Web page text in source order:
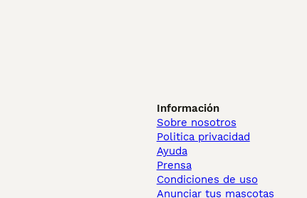
Información
Sobre nosotros
Politica privacidad
Ayuda
Prensa
Condiciones de uso
Anunciar tus mascotas